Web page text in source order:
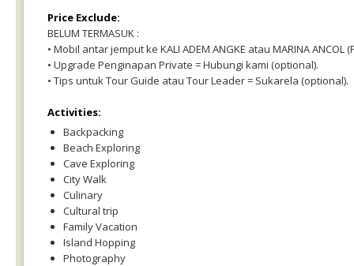
Price Exclude:
BELUM TERMASUK :
• Mobil antar jemput ke KALI ADEM ANGKE atau MARINA ANCOL
• Upgrade Penginapan Private = Hubungi kami (optional).
• Tips untuk Tour Guide atau Tour Leader = Sukarela (optional).
Activities:
Backpacking
Beach Exploring
Cave Exploring
City Walk
Culinary
Cultural trip
Family Vacation
Island Hopping
Photography